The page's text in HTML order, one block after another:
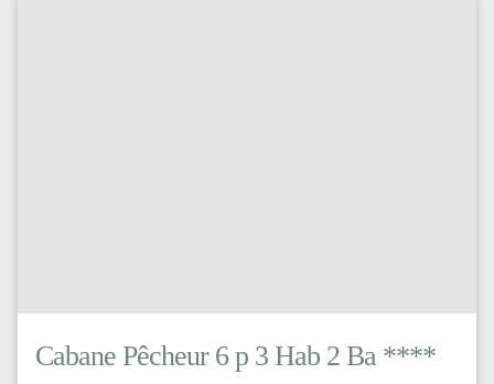
Cabane Pêcheur 6 p 3 Hab 2 Ba ****